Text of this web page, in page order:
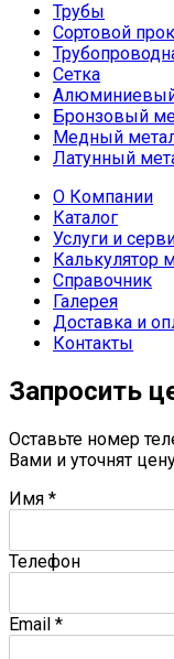
Трубы
Сортовой
Сетка
Алюминиевый
Бронзовый
Медный
Латунный
О Компании
Каталог
Услуги и
Калькулятор
Справочник
Галерея
Доставка и
Контакты
Запросить
Оставьте номер
Вами и уточнят
Имя *
Телефон
Email *